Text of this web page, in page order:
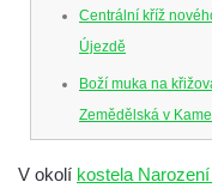
Centrální kříž
Újezdě
Boží muka na
Zemědělská v
v Kamenném
V okolí kostela